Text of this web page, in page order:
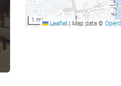
1 mi Leaflet |Map data ©